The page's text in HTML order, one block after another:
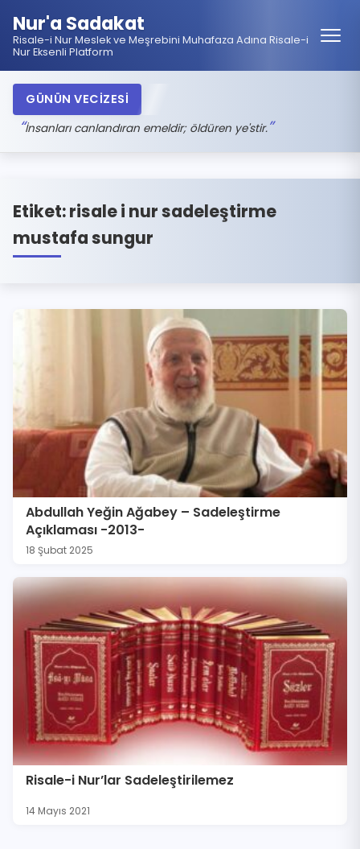
Nur'a Sadakat
Risale-i Nur Meslek ve Meşrebini Muhafaza Adına Risale-i
Nur Eksenli Platform
GÜNÜN VECİZESİ
İnsanları canlandıran emeldir; öldüren ye'stir.
Etiket:risale i nur sadeleştirme
mustafa sungur
Abdullah Yeğin Ağabey – Sadeleştirme
Açıklaması -2013-
18 Şubat 2025
Risale-i Nur’lar Sadeleştirilemez
14 Mayıs 2021